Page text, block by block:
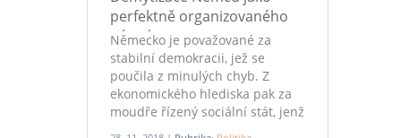
perfektně organizovaného
národa
Německo je považované za
stabilní demokracii, jež se
poučila z minulých chyb. Z
ekonomického hlediska pak za
moudře řízený sociální stát, jenž
se vyhýbá výstřelkům typickým